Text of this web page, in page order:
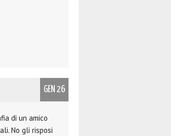
GEN 26
di un amico
No gli risposi